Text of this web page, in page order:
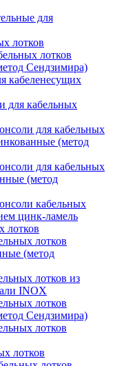
для
лотков
лотков
Сендзимира)
кабеленесущих
для кабельных
для кабельных
(метод
для кабельных
(метод
кабельных
цинк-ламель
лотков
лотков
(метод
лотков из
INOX
лотков
Сендзимира)
лотков
лотков